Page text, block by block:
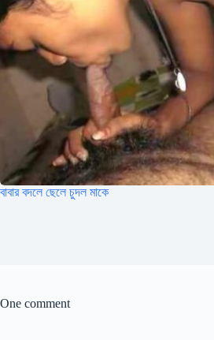
বাবার বদলে ছেলে চুদল মাকে
One comment